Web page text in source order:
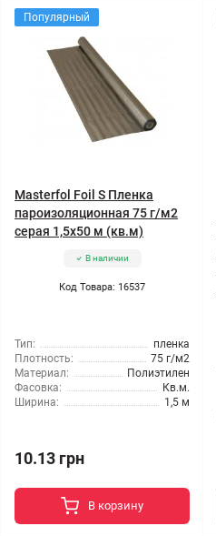
Популярный
Masterfol Foil S Пленка
пароизоляционная 75 г/м2
серая 1,5x50 м (кв.м)
В наличии
Код Товара: 16537
Тип:
пленка
Плотность:
75 г/м2
Материал:
Полиэтилен
Фасовка:
Кв.м.
Ширина:
1,5 м
10.13 грн
В корзину